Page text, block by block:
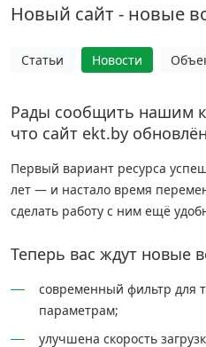
Анкерная техника
Дюбельная техника
Строительный
Новый сайт - новые
Статьи Новости
Рады сообщить нашим
что сайт ekt.by
Первый вариант ресурса
лет — и настало время
сделать работу с ним ещё
Теперь вас ждут новые
современный фильтр для
параметрам;
улучшена скорость